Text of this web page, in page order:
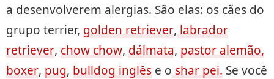
a desenvolverem alergias. São elas: os cães do
grupo terrier, golden retriever, labrador
retriever, chow chow, dálmata, pastor alemão,
boxer, pug, bulldog inglês e o shar pei. Se você